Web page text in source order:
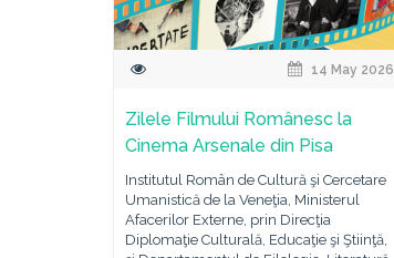
14 May 2026
Zilele Filmului Românesc la
Cinema Arsenale din Pisa
Institutul Român de Cultură şi Cercetare
Umanistică de la Veneţia, Ministerul
Afacerilor Externe, prin Direcţia
Diplomaţie Culturală, Educaţie şi Ştiinţă,